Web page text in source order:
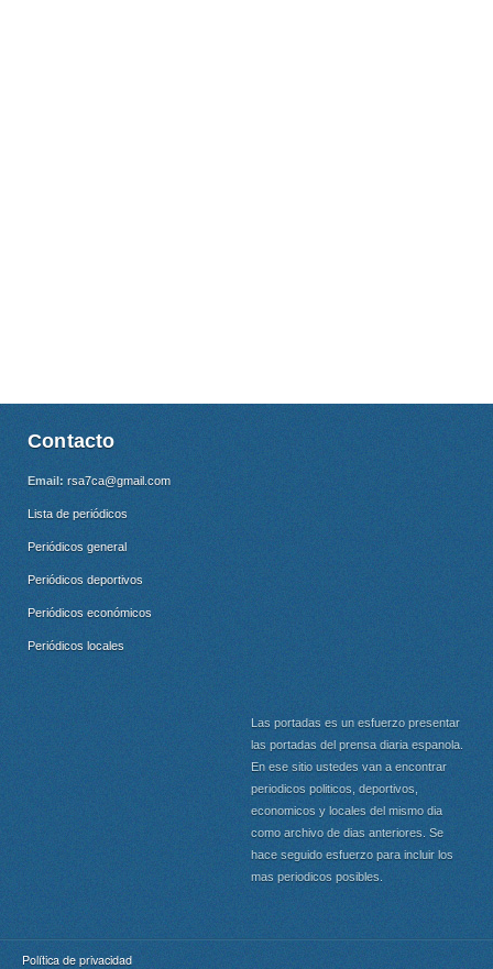
Contacto
Email: rsa7ca@gmail.com
Lista de periódicos
Periódicos general
Periódicos deportivos
Periódicos económicos
Periódicos locales
Las portadas es un esfuerzo presentar
las portadas del prensa diaria espanola.
En ese sitio ustedes van a encontrar
periodicos politicos, deportivos,
economicos y locales del mismo dia
como archivo de dias anteriores. Se
hace seguido esfuerzo para incluir los
mas periodicos posibles.
Política de privacidad